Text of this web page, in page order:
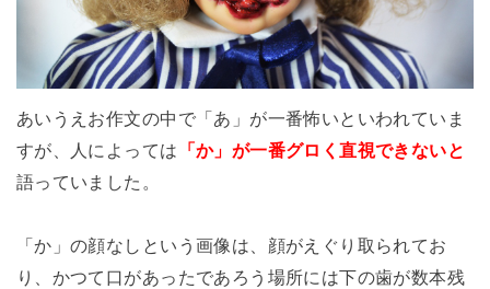
あいうえお作文の中で「あ」が一番怖いといわれていま
すが、人によっては 「か」が一番グロく直視できないと
語っていました。
「か」の顔なしという画像は、顔がえぐり取られてお
り、かつて口があったであろう場所には下の歯が数本残